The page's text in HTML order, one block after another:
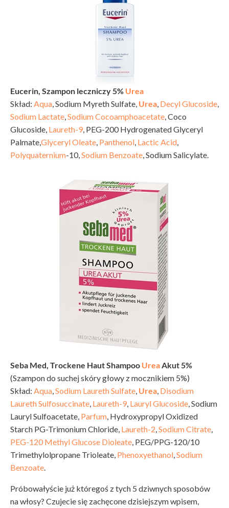
Eucerin, Szampon leczniczy 5% Urea
Skład: Aqua, Sodium Myreth Sulfate, Urea, Decyl Glucoside,
Sodium Lactate,Sodium Cocoamphoacetate, Coco
Glucoside, Laureth-9, PEG-200 Hydrogenated Glyceryl
Palmate,Glyceryl Oleate, Panthenol, Lactic Acid,
Polyquaternium-10,Sodium Benzoate, Sodium Salicylate.
Seba Med, Trockene Haut Shampoo UreaAkut 5%
(Szampon do suchej skóry głowy z mocznikiem 5%)
Skład: Aqua,Sodium Laureth Sulfate, Urea, Disodium
Laureth Sulfosuccinate, Laureth-9, Lauryl Glucoside, Sodium
Lauryl Sulfoacetate, Parfum, Hydroxypropyl Oxidized
Starch PG-Trimonium Chloride, Laureth-2,Sodium Citrate,
PEG-120 Methyl Glucose Dioleate, PEG/PPG-120/10
Trimethylolpropane Trioleate, Phenoxyethanol,Sodium
Benzoate.
Próbowałyście już któregoś z tych 5 dziwnych sposobów
na włosy? Czujecie się zachęcone dzisiejszym wpisem,